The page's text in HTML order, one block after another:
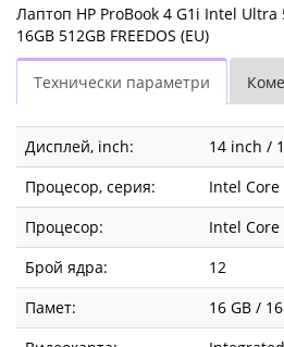
Лаптоп HP ProBook 4 G1i Intel Ultra
16GB 512GB FREEDOS (EU)
Технически параметри
Дисплей, inch:
14 inch /
Процесор, серия:
Intel
Процесор:
Intel Core
Брой ядра:
12
Памет:
16 GB /